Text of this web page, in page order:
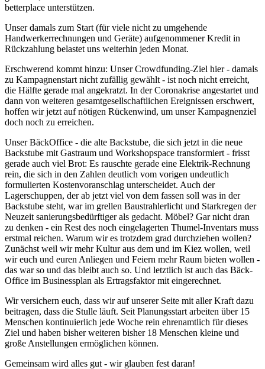
betterplace unterstützen.
Unser damals zum Start (für viele nicht zu umgehende
Handwerkerrechnungen und Geräte) aufgenommener Kredit in
Rückzahlung belastet uns weiterhin jeden Monat.
Erschwerend kommt hinzu: Unser Crowdfunding-Ziel hier - damals
zu Kampagnenstart nicht zufällig gewählt - ist noch nicht erreicht,
die Hälfte gerade mal angekratzt. In der Coronakrise angestartet und
dann von weiteren gesamtgesellschaftlichen Ereignissen erschwert,
hoffen wir jetzt auf nötigen Rückenwind, um unser Kampagnenziel
doch noch zu erreichen.
Unser BäckOffice - die alte Backstube, die sich jetzt in die neue
Backstube mit Gastraum und Workshopspace transformiert - frisst
gerade auch viel Brot: Es rauschte gerade eine Elektrik-Rechnung
rein, die sich in den Zahlen deutlich vom vorigen undeutlich
formulierten Kostenvoranschlag unterscheidet. Auch der
Lagerschuppen, der ab jetzt viel von dem fassen soll was in der
Backstube steht, war im grellen Baustrahlerlicht und Starkregen der
Neuzeit sanierungsbedürftiger als gedacht. Möbel? Gar nicht dran
zu denken - ein Rest des noch eingelagerten Thumel-Inventars muss
erstmal reichen. Warum wir es trotzdem grad durchziehen wollen?
Zunächst weil wir mehr Kultur aus dem und im Kiez wollen, weil
wir euch und euren Anliegen und Feiern mehr Raum bieten wollen -
das war so und das bleibt auch so. Und letztlich ist auch das Bäck-
Office im Businessplan als Ertragsfaktor mit eingerechnet.
Wir versichern euch, dass wir auf unserer Seite mit aller Kraft dazu
beitragen, dass die Stulle läuft. Seit Planungsstart arbeiten über 15
Menschen kontinuierlich jede Woche rein ehrenamtlich für dieses
Ziel und haben bisher weiteren bisher 18 Menschen kleine und
große Anstellungen ermöglichen können.
Gemeinsam wird alles gut - wir glauben fest daran!